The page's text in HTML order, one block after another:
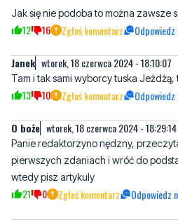
Jak się nie podoba to można zawsze
12 16 Zgłoś komentarz
Janek wtorek, 18 czerwca 2024 - 18:10:07
Tam i tak sami wyborcy tuska Jeżdżą,
13 10 Zgłoś komentarz
O boże wtorek, 18 czerwca 2024 - 18:29:14
Panie redaktorzyno nędzny,
pierwszych zdaniach i wróć do
wtedy pisz artykuly
21 0 Zgłoś komentarz Odpowiedz